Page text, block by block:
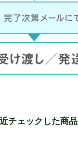
チェックした商品